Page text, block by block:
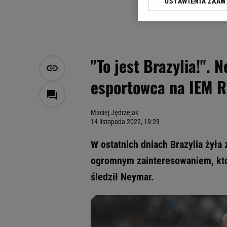
"To jest Brazylia!".
esportowca na IEM
Maciej Jędrzejak
14 listopada 2022, 19:23
W ostatnich dniach Brazylia
ogromnym zainteresowaniem,
śledził Neymar.
Klikając „Akceptuję”
Zaufanych Partnerów i
My, nasi Zaufani
Użycie dokładnych
Przechowywanie